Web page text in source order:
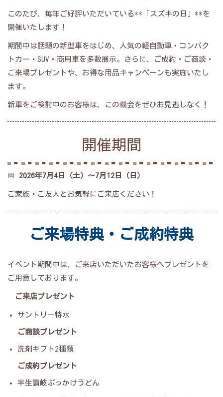
このたび、毎年ご好評いただいている**「スズキの日」**を
開催いたします！
期間中は話題の新型車をはじめ、人気の軽自動車・コンパク
トカー・SUV・商用車を多数展示。さらに、ご成約・ご商談・
ご来場プレゼントや、お得な用品キャンペーンも実施いたし
ます。
新車をご検討中のお客様は、この機会をぜひお見逃しなく！
開催期間
📅 2026年7月4日（土）～7月12日（日）
ご家族・ご友人とお気軽にご来店ください！
ご来場特典・ご成約特典
イベント期間中は、ご来店いただいたお客様へプレゼントを
ご用意しております。
ご来店プレゼント
サントリー特水
ご商談プレゼント
洗剤ギフト2種類
ご成約プレゼント
半生讃岐ぶっかけうどん